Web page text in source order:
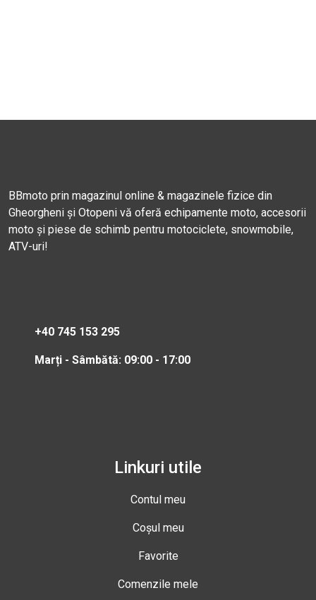
BBmoto prin magazinul online & magazinele fizice din
Gheorgheni și Otopeni vă oferă echipamente moto, accesorii
moto și piese de schimb pentru motociclete, snowmobile,
ATV-uri!
+40 745 153 295
Marți - Sâmbătă: 09:00 - 17:00
Linkuri utile
Contul meu
Coșul meu
Favorite
Comenzile mele